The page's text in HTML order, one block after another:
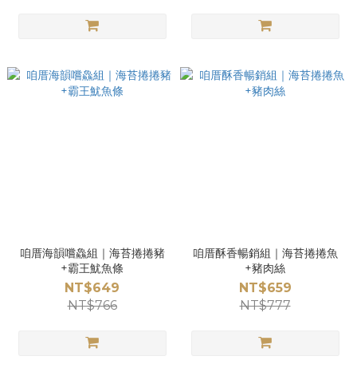
咱厝海韻嚐鱻組｜海苔捲捲豬
+霸王魷魚條
NT$649
NT$766
咱厝酥香暢銷組｜海苔捲捲魚
+豬肉絲
NT$659
NT$777